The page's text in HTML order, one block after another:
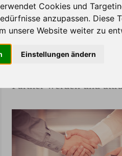
Cookies und
anzupassen. Diese
unsere Website weiter zu
Einstellungen ändern
Shopsystem
Home >> Partner
Partner werden und